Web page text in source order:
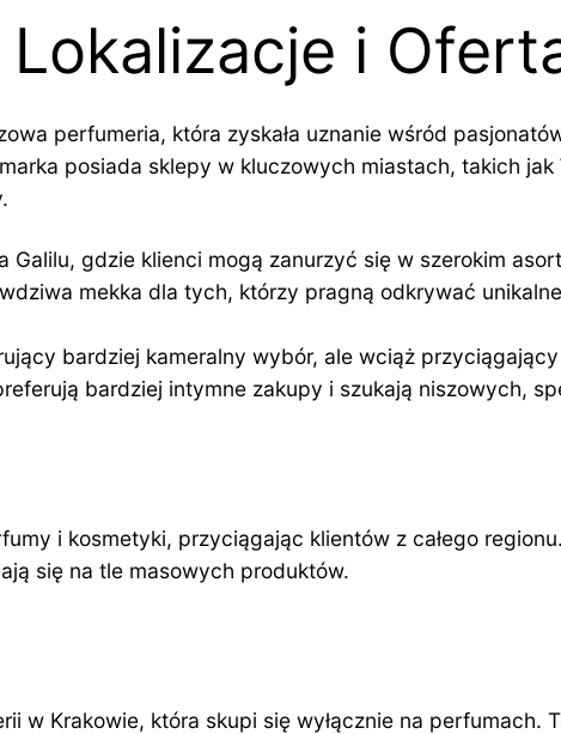
i
perfumeria, która zyskała uznanie wśród
posiada sklepy w kluczowych miastach, takich jak
Galilu, gdzie klienci mogą zanurzyć się w szerokim
mekka dla tych, którzy pragną odkrywać
bardziej kameralny wybór, ale wciąż
bardziej intymne zakupy i szukają niszowych,
i kosmetyki, przyciągając klientów z całego
się na tle masowych produktów.
w Krakowie, która skupi się wyłącznie na